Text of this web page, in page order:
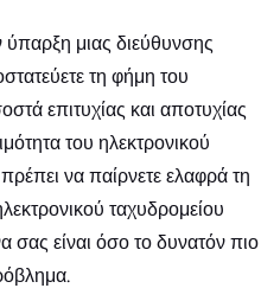
μιας διεύθυνσης
τη φήμη του
επιτυχίας και αποτυχίας
του ηλεκτρονικού
να παίρνετε ελαφρά τη
ταχυδρομείου
σας είναι όσο το δυνατόν πιο